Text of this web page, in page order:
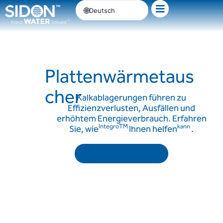
Zum
Inhalt
springen
Deutsch
Plattenwärmetaus
cherKalkablagerungen führen zu
Effizienzverlusten, Ausfällen und
erhöhtem Energieverbrauch. Erfahren
Sie, wieIntegroTMIhnen helfenkann.